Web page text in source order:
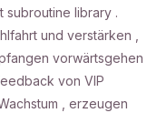
library .
und verstärken ,
vorwärtsgehen
von VIP
, erzeugen